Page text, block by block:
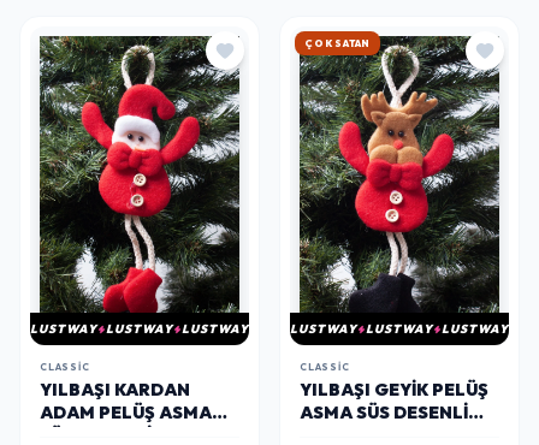
LUSTWAY LUSTWAY LUSTWAY
CLASSIC
YILBAŞI KARDAN
ADAM PELÜŞ ASMA
ÇOK SATAN
LUSTWAY LUSTWAY LUSTWAY
CLASSIC
YILBAŞI GEYIK PELÜŞ
ASMA SÜS DESENLI